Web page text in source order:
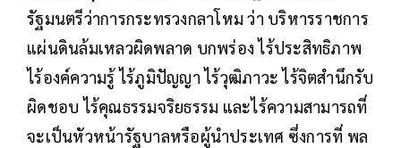
รัฐมนตรีว่าการกระทรวงกลาโหม ว่า บริหารราชการ
แผ่นดินล้มเหลวผิดพลาด บกพร่อง ไร้ประสิทธิภาพ
ไร้องค์ความรู้ ไร้ภูมิปัญญา ไร้วุฒิภาวะ ไร้จิตสำนึกรับ
ผิดชอบ ไร้คุณธรรมจริยธรรม และไร้ความสามารถที่
จะเป็นหัวหน้ารัฐบาลหรือผู้นำประเทศ ซึ่งการที่ พล